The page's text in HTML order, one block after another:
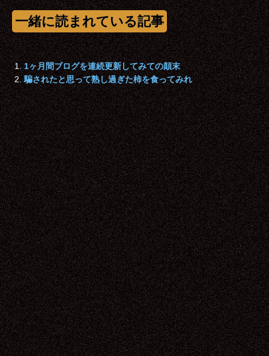
一緒に読まれている記事
1ヶ月間ブログを連続更新してみての顛末
騙されたと思って熟し過ぎた柿を食ってみれ